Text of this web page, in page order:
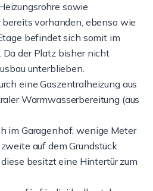
sowie
vorhanden, ebenso wie
befindet sich somit im
Da der Platz bisher nicht
unterblieben.
eine Gaszentralheizung aus
Warmwasserbereitung (aus
im Garagenhof, wenige Meter
auf dem Grundstück
besitzt eine Hintertür zum